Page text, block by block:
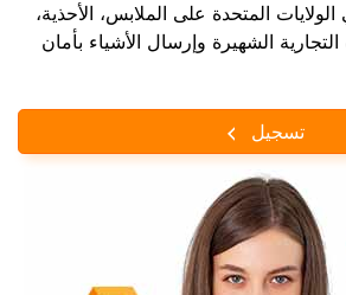
المتحدة على الملابس، الأحذية،
الشهيرة وإرسال الأشياء بأمان
تسجيل